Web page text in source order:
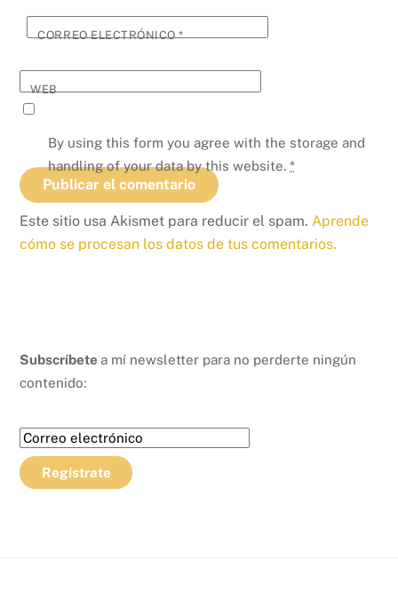
CORREO ELECTRÓNICO*
WEB
By using this form you agree with the storage and
handling of your data by this website.*
Este sitio usa Akismet para reducir el spam. Aprende
cómo se procesan los datos de tus comentarios.
Subscríbete a mí newsletter para no perderte ningún
contenido: